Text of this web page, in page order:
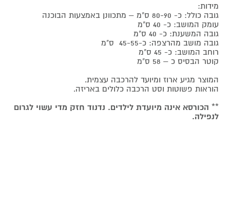
מידות:
גובה כולל: כ- 80-90 ס"מ – מתכוונן באמצעות הבוכנה
עומק המושב: כ- 40 ס"מ
גובה המשענת: כ- 40 ס"מ
גובה מושב מהרצפה: כ-45-55 ס"מ
רוחב המושב: כ- 45 ס"מ
קוטר הבסיס כ – 58 ס"מ
המוצר מגיע ארוז ומיועד להרכבה עצמית.
הוראות פשוטות וסט הרכבה כלולים באריזה.
** הכורסא אינה מיועדת לילדים. נדנוד חזק מדי עשוי לגרום
לנפילה.